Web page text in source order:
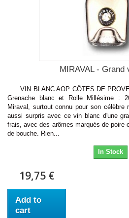
MIRAVAL - Grand
VIN BLANC AOP CÔTES DE
Grenache blanc et Rolle Millésime :
Miraval, surtout connu pour son
aussi surpris avec ce vin blanc d'une
frais, avec des arômes marqués de poire
de bouche. Rien...
In Stock
19,75 €
Add to
cart